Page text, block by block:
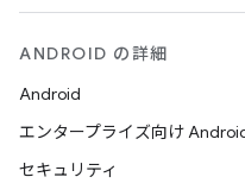
ANDROID の詳細
Android
エンタープライズ向け
セキュリティ